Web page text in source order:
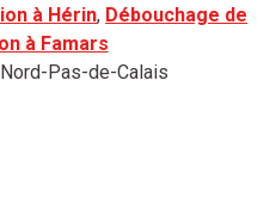
à Hérin, Débouchage de
à Famars
Pas-de-Calais